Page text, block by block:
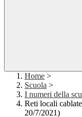
Home >
Scuola >
I numeri della
Reti locali
20/7/2021)